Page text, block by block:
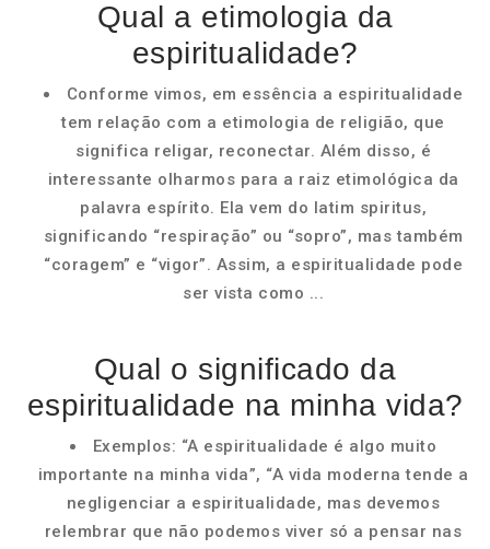
Qual a etimologia da
espiritualidade?
Conforme vimos, em essência a espiritualidade
tem relação com a etimologia de religião, que
significa religar, reconectar. Além disso, é
interessante olharmos para a raiz etimológica da
palavra espírito. Ela vem do latim spiritus,
significando “respiração” ou “sopro”, mas também
“coragem” e “vigor”. Assim, a espiritualidade pode
ser vista como ...
Qual o significado da
espiritualidade na minha vida?
Exemplos: “A espiritualidade é algo muito
importante na minha vida”, “A vida moderna tende a
negligenciar a espiritualidade, mas devemos
relembrar que não podemos viver só a pensar nas